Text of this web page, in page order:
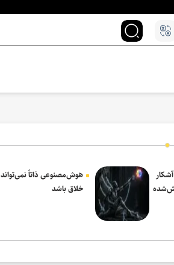
هوش‌مصنوعی ذاتاً نمی‌تواند
خلاق باشد